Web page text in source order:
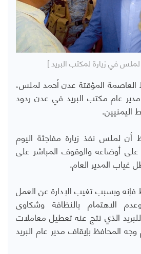
في زيارة لمكتب البريد ]
العاصمة المؤقتة عدن أحمد لملس،
عام مكتب البريد في عدن ردود
اليمنيين.
لملس نفذ زيارة مفاجئة اليوم
أوضاعه والوقوف المباشر على
المدير العام.
وبسبب تغيب الإدارة عن العمل
الاهتمام بالنظافة وشكاوى
الذي نتج عنه تعطيل معاملات
المحافظ بإيقاف مدير عام البريد